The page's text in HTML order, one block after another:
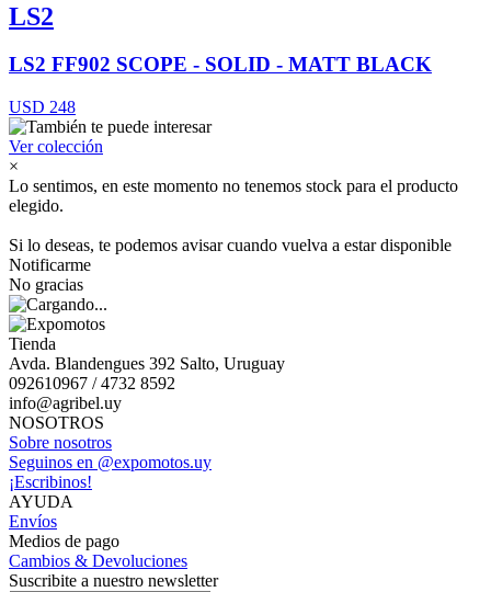
LS2
LS2 FF902 SCOPE - SOLID - MATT BLACK
USD 248
Ver colección
×
Lo sentimos, en este momento no tenemos stock para el producto
elegido.
Si lo deseas, te podemos avisar cuando vuelva a estar disponible
Notificarme
No gracias
Tienda
Avda. Blandengues 392 Salto, Uruguay
092610967 / 4732 8592
info@agribel.uy
NOSOTROS
Sobre nosotros
Seguinos en @expomotos.uy
¡Escribinos!
AYUDA
Envíos
Medios de pago
Cambios & Devoluciones
Suscribite a nuestro newsletter